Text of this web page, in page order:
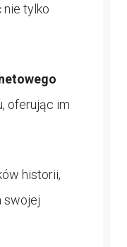
nie tylko
oferując im
historii,
swojej